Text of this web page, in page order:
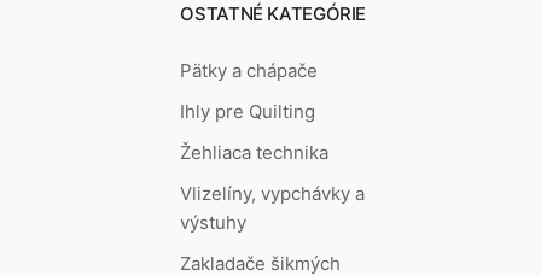
OSTATNÉ KATEGÓRIE
Pätky a chápače
Ihly pre Quilting
Žehliaca technika
Vlizelíny, vypchávky a
výstuhy
Zakladače šikmých